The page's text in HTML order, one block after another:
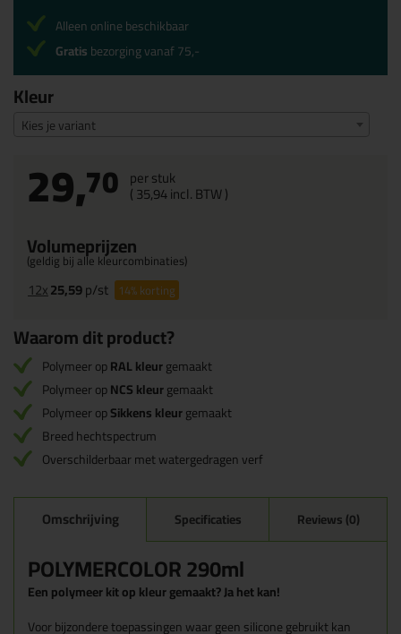
Kleur
Kies je variant
29,70 per stuk
(35,94incl. BTW )
Volumeprijzen
(geldig bij alle kleurcombinaties)
12x25,59p/st 14%korting
Alleen online beschikbaar
Gratisbezorging vanaf 75,-
Waarom dit product?
Polymeer opRAL kleurgemaakt
Polymeer opNCS kleurgemaakt
Polymeer opSikkens kleurgemaakt
Breed hechtspectrum
Overschilderbaar met watergedragen verf
Omschrijving Specificaties Reviews (0)
POLYMERCOLOR 290ml
Een polymeer kit op kleur gemaakt? Ja het kan!
Voor bijzondere toepassingen waar geen silicone gebruikt kan